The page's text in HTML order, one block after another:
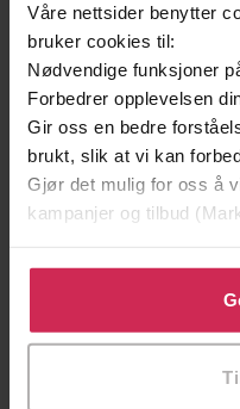
Våre nettsider benytter
bruker cookies til:
Nødvendige funksjoner
Forbedrer opplevelsen
Gir oss en bedre
brukt, slik at vi kan
Gjør det mulig for oss å
kampanjer og tilbud
Klikk på «Godta alle»
bruke cookies for alle
tilpasse ditt samtykke til